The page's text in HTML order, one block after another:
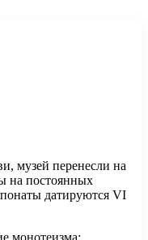
музей перенесли на
на постоянных
датируются VI
монотеизма;